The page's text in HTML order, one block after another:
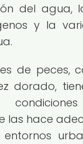
del agua,
y la
de peces,
dorado,
las hace